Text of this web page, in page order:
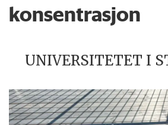
konsentrasjon
UNIVERSITETET I